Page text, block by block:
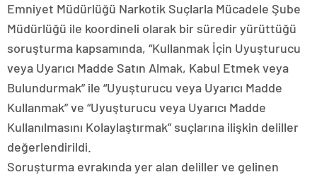
Emniyet Müdürlüğü Narkotik Suçlarla Mücadele Şube
Müdürlüğü ile koordineli olarak bir süredir yürüttüğü
soruşturma kapsamında, “Kullanmak İçin Uyuşturucu
veya Uyarıcı Madde Satın Almak, Kabul Etmek veya
Bulundurmak” ile “Uyuşturucu veya Uyarıcı Madde
Kullanmak” ve “Uyuşturucu veya Uyarıcı Madde
Kullanılmasını Kolaylaştırmak” suçlarına ilişkin deliller
değerlendirildi.
Soruşturma evrakında yer alan deliller ve gelinen